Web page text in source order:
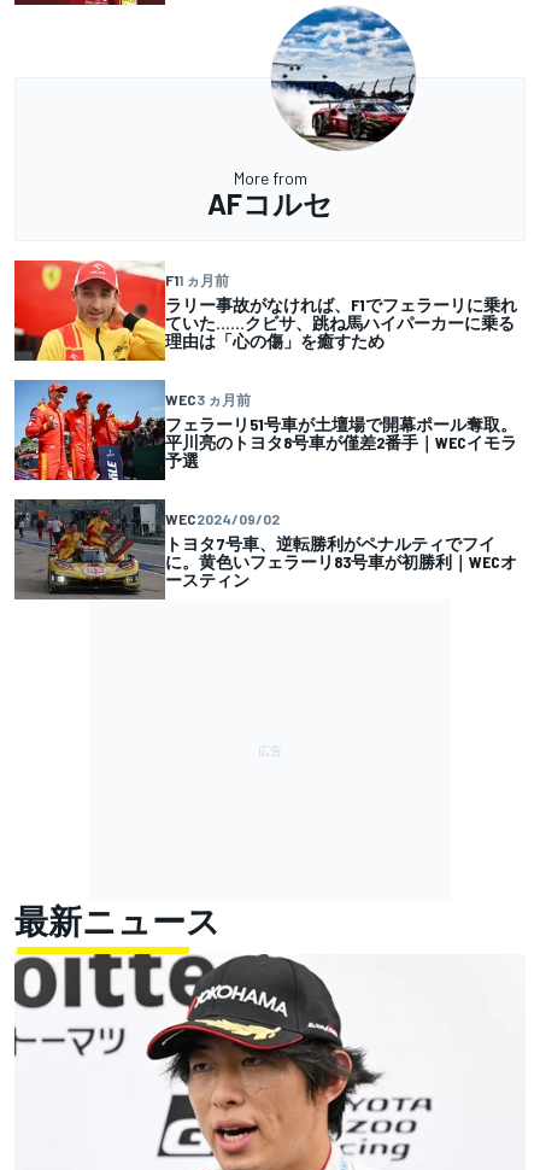
More from
AFコルセ
F11 ヵ月前
ラリー事故がなければ、F1でフェラーリに乗れ
ていた……クビサ、跳ね馬ハイパーカーに乗る
理由は「心の傷」を癒すため
WEC3 ヵ月前
フェラーリ51号車が土壇場で開幕ポール奪取。
平川亮のトヨタ8号車が僅差2番手｜WECイモラ
予選
WEC2024/09/02
トヨタ7号車、逆転勝利がペナルティでフイ
に。黄色いフェラーリ83号車が初勝利｜WECオ
ースティン
最新ニュース